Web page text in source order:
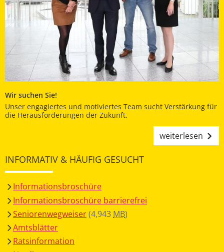
Wir suchen Sie!
Unser engagiertes und motiviertes Team sucht Verstärkung für
die Herausforderungen der Zukunft.
weiterlesen
INFORMATIV & HÄUFIG GESUCHT
Informationsbroschüre
Informationsbroschüre barrierefrei
Seniorenwegweiser(4,943 MB)
Amtsblätter
Ratsinformation